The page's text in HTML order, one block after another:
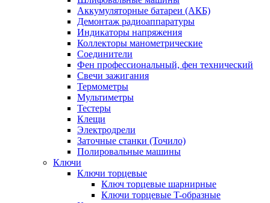
Аккумуляторные батареи (АКБ)
Демонтаж радиоаппаратуры
Индикаторы напряжения
Коллекторы манометрические
Соединители
Фен профессиональный, фен технический
Свечи зажигания
Термометры
Мультиметры
Тестеры
Клещи
Электродрели
Заточные станки (Точило)
Полировальные машины
Ключи
Ключи торцевые
Ключ торцевые шарнирные
Ключи торцевые T-образные